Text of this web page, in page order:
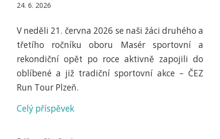
24. 6. 2026
V neděli 21. června 2026 se naši žáci druhého a
třetího ročníku oboru Masér sportovní a
rekondiční opět po roce aktivně zapojili do
oblíbené a již tradiční sportovní akce – ČEZ
Run Tour Plzeň.
Celý příspěvek